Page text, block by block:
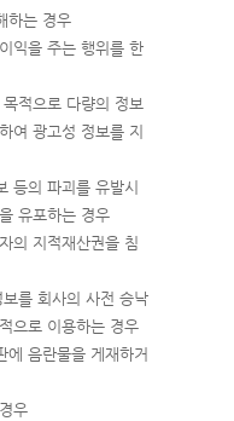
하는 경우
익을 주는 행위를 한
적으로 다량의 정보
여 광고성 정보를 지
등의 파괴를 유발시
유포하는 경우
의 지적재산권을 침
를 회사의 사전 승낙
으로 이용하는 경우
에 음란물을 게재하거
우